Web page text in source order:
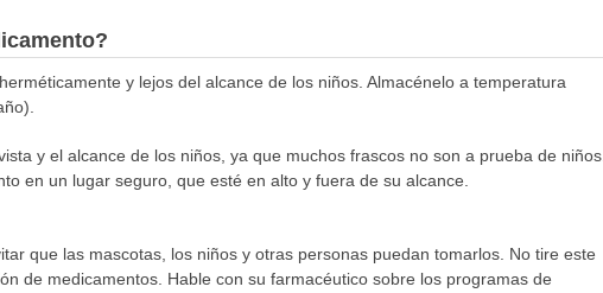
y lejos del alcance de los niños. Almacénelo a temperatura
y el alcance de los niños, ya que muchos frascos no son a prueba de niños.
en un lugar seguro, que esté en alto y fuera de su alcance.
que las mascotas, los niños y otras personas puedan tomarlos. No tire este
de medicamentos. Hable con su farmacéutico sobre los programas de